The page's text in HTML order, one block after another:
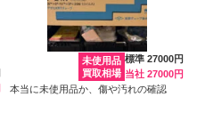
未使用品
買取相場
標準 27000円
当社 27000円
本当に未使用品か、傷や汚れの確認